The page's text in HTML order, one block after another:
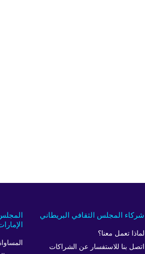
شركاء المجلس الثقافي البريطاني
لماذا تعمل معنا؟
اتصل بنا للاستفسار عن الشراكات